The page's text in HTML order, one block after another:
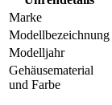
Marke
Modellbezeichnung
Modelljahr
Gehäusematerial
und Farbe